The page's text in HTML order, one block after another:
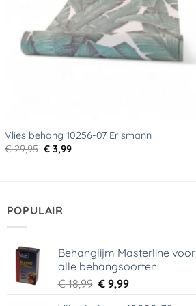
Vlies behang 10256-07 Erismann
€29,95 Oorspronkelijke
prijs
€ 3,99Huidige
POPULAIR
Behanglijm Masterline voor
alle behangsoorten
€18,99 Oorspronkelijke
€ 9,99Huidige